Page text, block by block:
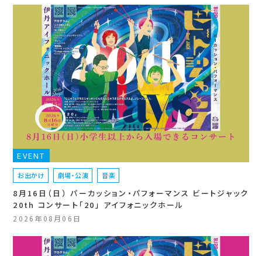
EVENT
お出かけ 劇場・公演 音楽
8月16日（日） パーカッション・パフォーマンス ビートジャック
20th コンサート「20」 アイフォニックホール
2026年08月06日